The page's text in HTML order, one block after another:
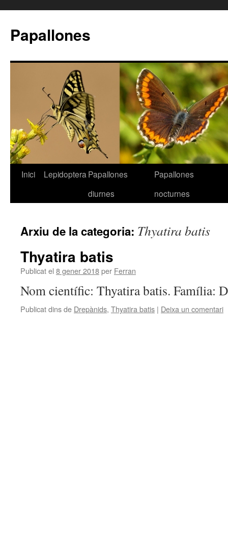
Papallones
Vés
Inici Lepidoptera Papallones
diurnes
Papallones
nocturnes
Arxiu de la categoria: Thyatira batis
Thyatira batis
Publicat el 8 gener 2018per Ferran
Nom científic: Thyatira batis. Família:
Publicat dins de Drepànids, Thyatira batis | Deixa un comentari